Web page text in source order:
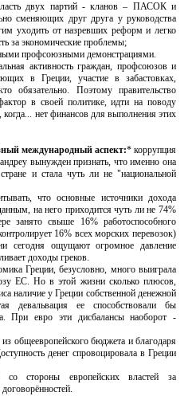
двух партий - кланов – ПАСОК и
сменяющих друг друга у руководства
уходить от назревших реформ и легко
за экономические проблемы;
профсоюзными демонстрациями.
активность граждан, профсоюзов и
в Греции, участие в забастовках,
обязательно. Поэтому правительство
в своей политике, идти на поводу
нет финансов для выполнения этих
международный аспект:* коррупция
вынужден признать, что именно она
и стала чуть ли не "национальной
что основные источники дохода
на него приходится чуть ли не 74%
занято свыше 16% работоспособного
16% всех морских перевозок)
сегодня ощущают огромное давление
доходы греков.
Греции, безусловно, много выиграла
ЕС. Но в этой жизни сколько плюсов,
наличие у Греции собственной денежной
ее способствовали бы
При евро эти дисбалансы наоборот -
общеевропейского бюджета и благодаря
денег спровоцировала в Греции
со стороны европейских властей за